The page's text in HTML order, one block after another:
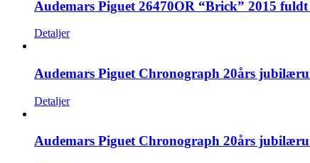
Audemars Piguet 26470OR “Brick” 2015
Detaljer
Audemars Piguet Chronograph 20års
Detaljer
Audemars Piguet Chronograph 20års